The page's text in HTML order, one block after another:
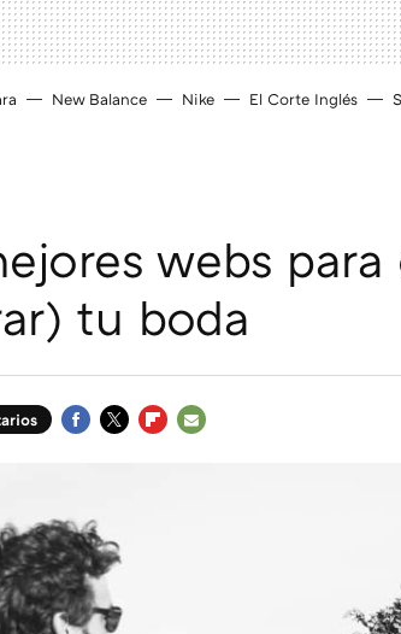
New Balance Nike El Corte Inglés
webs
tu boda